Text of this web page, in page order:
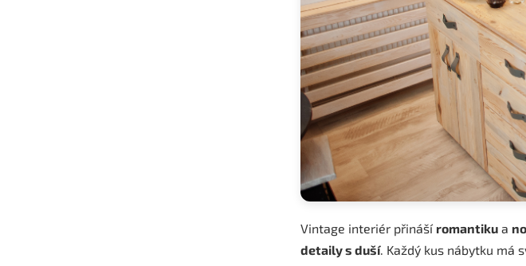
Vintage interiér přináší romantiku a
detaily s duší. Každý kus nábytku má